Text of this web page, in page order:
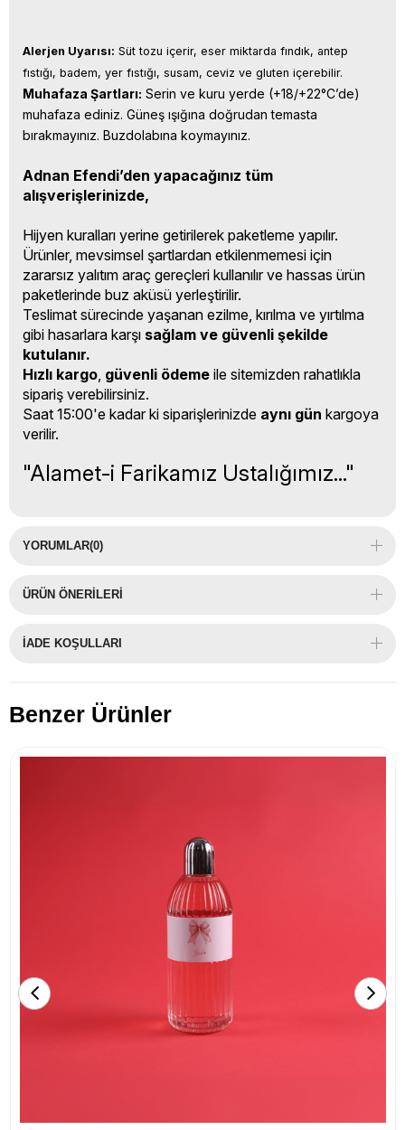
Alerjen Uyarısı: Süt tozu içerir, eser miktarda fındık, antep
fıstığı, badem, yer fıstığı, susam, ceviz ve gluten içerebilir.
Muhafaza Şartları: Serin ve kuru yerde (+18/+22°C’de)
muhafaza ediniz. Güneş ışığına doğrudan temasta
bırakmayınız. Buzdolabına koymayınız.
Adnan Efendi’den yapacağınız tüm
alışverişlerinizde,
Hijyen kuralları yerine getirilerek paketleme yapılır.
Ürünler, mevsimsel şartlardan etkilenmemesi için
zararsız yalıtım araç gereçleri kullanılır ve hassas ürün
paketlerinde buz aküsü yerleştirilir.
Teslimat sürecinde yaşanan ezilme, kırılma ve yırtılma
gibi hasarlara karşı sağlam ve güvenli şekilde
kutulanır.
Hızlı kargo, güvenli ödeme ile sitemizden rahatlıkla
sipariş verebilirsiniz.
Saat 15:00'e kadar ki siparişlerinizde aynı gün kargoya
verilir.
"Alamet-i Farikamız Ustalığımız..."
YORUMLAR(0)
ÜRÜN ÖNERILERI
İADE KOŞULLARI
Benzer Ürünler